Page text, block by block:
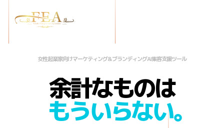
女性起業家向けマーケティング＆ブランディングAI集客支援ツール
余計なものは
もういらない。